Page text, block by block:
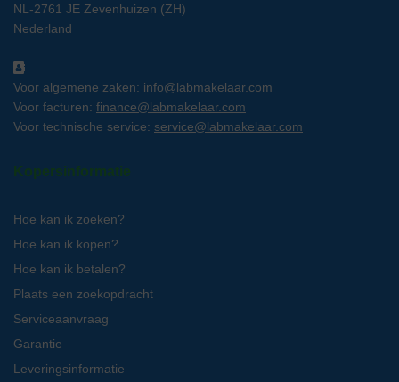
NL-2761 JE Zevenhuizen (ZH)
Nederland
Voor algemene zaken: info@labmakelaar.com
Voor facturen: finance@labmakelaar.com
Voor technische service: service@labmakelaar.com
Kopersinformatie
Hoe kan ik zoeken?
Hoe kan ik kopen?
Hoe kan ik betalen?
Plaats een zoekopdracht
Serviceaanvraag
Garantie
Leveringsinformatie